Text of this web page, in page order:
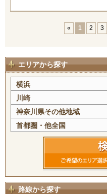
« 1 2 3
エリアから探す
横浜
川崎
神奈川県その他地域
首都圏・他全国
路線から探す